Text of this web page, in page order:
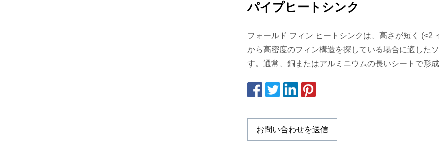
パイプヒートシンク
フォールド フィン ヒートシンクは、高さが短く (<2
から高密度のフィン構造を探している場合に適した
す。通常、銅またはアルミニウムの長いシートで形
お問い合わせを送信